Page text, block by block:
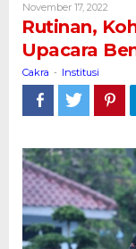
November 17, 2022
Cakra
Rutinan,
Upacara
Cakra - Institusi